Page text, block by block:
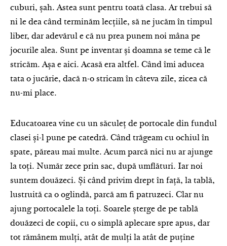
cuburi, șah. Astea sunt pentru toată clasa. Ar trebui să
ni le dea când terminăm lecțiile, să ne jucăm în timpul
liber, dar adevărul e că nu prea punem noi mâna pe
jocurile alea. Sunt pe inventar și doamna se teme că le
stricăm. Așa e aici. Acasă era altfel. Când îmi aducea
tata o jucărie, dacă n-o stricam în câteva zile, zicea că
nu-mi place.
Educatoarea vine cu un săculeț de portocale din fundul
clasei și-l pune pe catedră. Când trăgeam cu ochiul în
spate, păreau mai multe. Acum parcă nici nu ar ajunge
la toți. Număr zece prin sac, după umflături. Iar noi
suntem douăzeci. Și când privim drept în față, la tablă,
lustruită ca o oglindă, parcă am fi patruzeci. Clar nu
ajung portocalele la toți. Soarele șterge de pe tablă
douăzeci de copii, cu o simplă aplecare spre apus, dar
tot rămânem mulți, atât de mulți la atât de puține